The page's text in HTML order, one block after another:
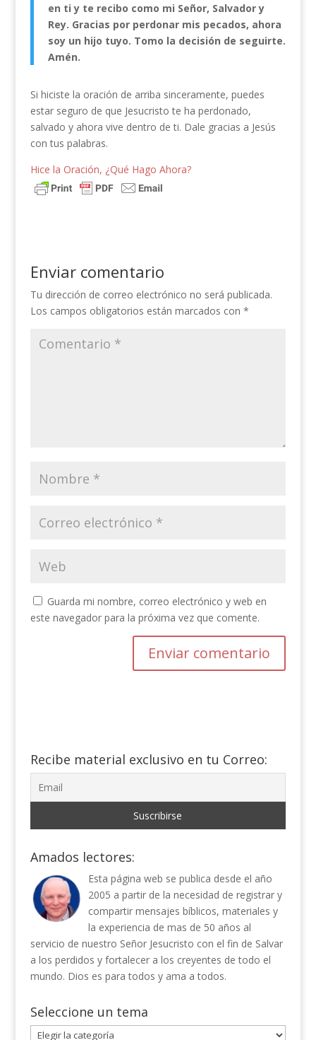
en ti y te recibo como mi Señor, Salvador y
Rey. Gracias por perdonar mis pecados, ahora
soy un hijo tuyo. Tomo la decisión de seguirte.
Amén.
Si hiciste la oración de arriba sinceramente, puedes
estar seguro de que Jesucristo te ha perdonado,
salvado y ahora vive dentro de ti. Dale gracias a Jesús
con tus palabras.
Hice la Oración, ¿Qué Hago Ahora?
Enviar comentario
Tu dirección de correo electrónico no será publicada.
Los campos obligatorios están marcados con *
Guarda mi nombre, correo electrónico y web en
este navegador para la próxima vez que comente.
Recibe material exclusivo en tu Correo:
Amados lectores:
Esta página web se publica desde el año
2005 a partir de la necesidad de registrar y
compartir mensajes bíblicos, materiales y
la experiencia de mas de 50 años al
servicio de nuestro Señor Jesucristo con el fin de Salvar
a los perdidos y fortalecer a los creyentes de todo el
mundo. Dios es para todos y ama a todos.
Seleccione un tema
Seleccione